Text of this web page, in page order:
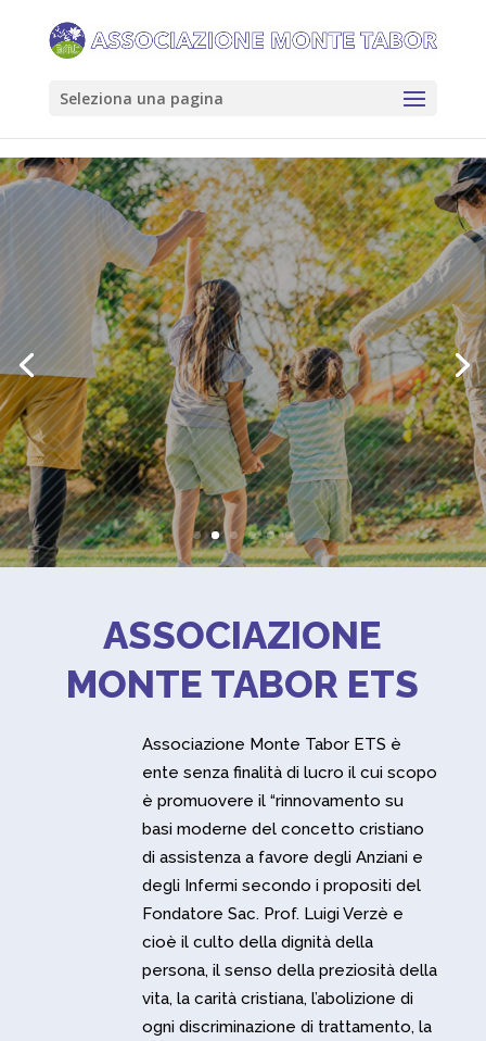
Seleziona una pagina
AMT MEDICA
POLIAMBULATORIO DI
NEUROPSICHIATRIA
VAI AL SITO
ASSOCIAZIONE
MONTE TABOR ETS
Associazione Monte Tabor ETS è
ente senza finalità di lucro il cui scopo
è promuovere il “rinnovamento su
basi moderne del concetto cristiano
di assistenza a favore degli Anziani e
degli Infermi secondo i propositi del
Fondatore Sac. Prof. Luigi Verzè e
cioè il culto della dignità della
persona, il senso della preziosità della
vita, la carità cristiana, l’abolizione di
ogni discriminazione di trattamento, la